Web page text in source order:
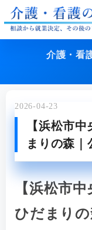
介護・看
2026-04-23
【浜松市
まりの森
【浜松市
ひだまり